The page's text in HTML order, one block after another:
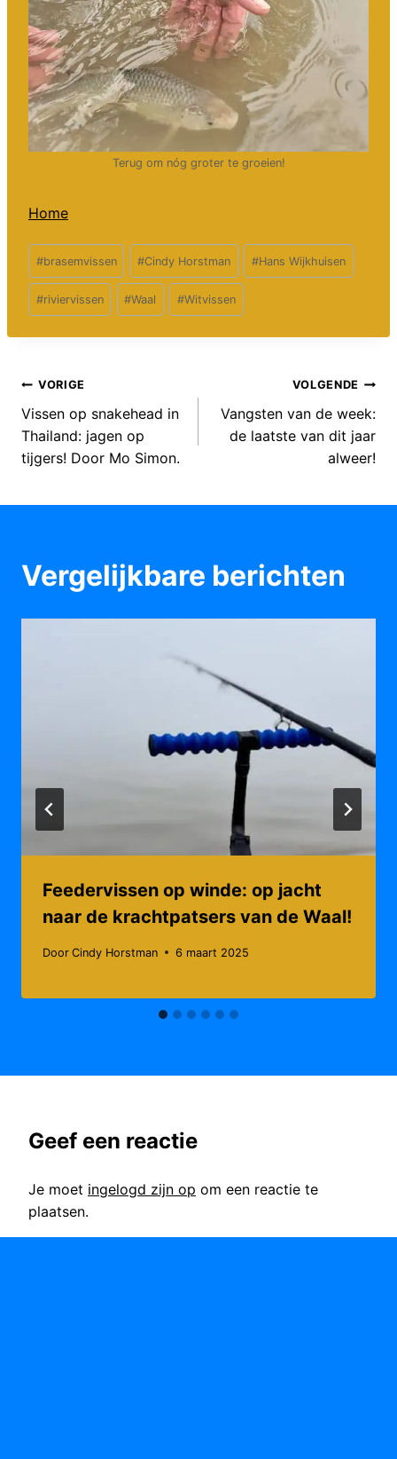
Terug om nóg groter te groeien!
Home
Bericht
tags:
#brasemvissen #Cindy Horstman #Hans Wijkhuisen
#riviervissen #Waal #Witvissen
Bericht
navigatie
VORIGE
Vissen op snakehead in
Thailand: jagen op
tijgers! Door Mo Simon.
VOLGENDE
Vangsten van de week:
de laatste van dit jaar
alweer!
Vergelijkbare berichten
Feedervissen op winde: op jacht
naar de krachtpatsers van de Waal!
Door Cindy Horstman 6 maart 2025
Geef een reactie
Je moet ingelogd zijn op om een reactie te
plaatsen.